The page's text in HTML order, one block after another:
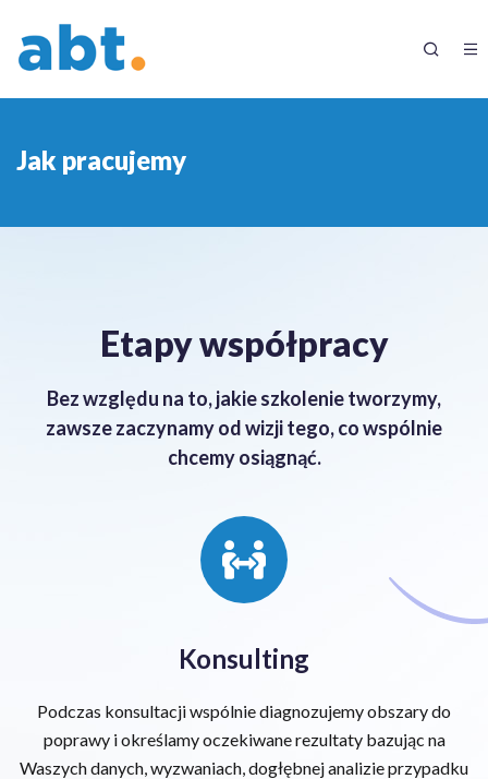
Jak pracujemy
Etapy współpracy
Bez względu na to, jakie szkolenie tworzymy,
zawsze zaczynamy od wizji tego, co wspólnie
chcemy osiągnąć.
Konsulting
Podczas konsultacji wspólnie diagnozujemy obszary do
poprawy i określamy oczekiwane rezultaty bazując na
Waszych danych, wyzwaniach, dogłębnej analizie przypadku